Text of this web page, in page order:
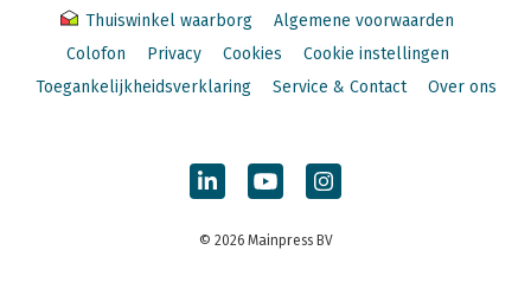
Thuiswinkel waarborg
Algemene voorwaarden
Colofon
Privacy Cookies
Cookie instellingen
Toegankelijkheidsverklaring
Service & Contact Over ons
© 2026 Mainpress BV